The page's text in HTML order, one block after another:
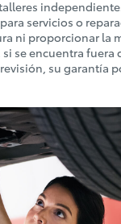
servicios o
ni proporcionar la
se encuentra fuera
su garantía